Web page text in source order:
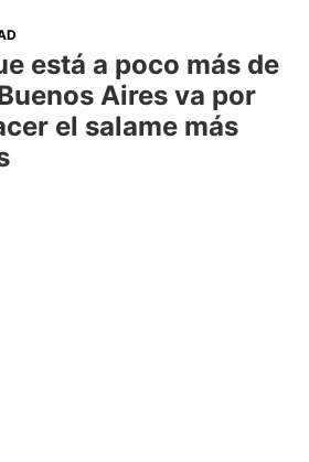
está a poco más de
Aires va por
el salame más